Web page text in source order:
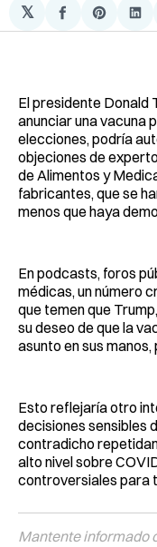
𝕏
Compartir
en
Share
on
en
El presidente Donald
anunciar una vacuna
elecciones, podría
objeciones de
de Alimentos y
fabricantes, que se
menos que haya
En podcasts, foros
médicas, un número
que temen que
su deseo de que la
asunto en sus
Esto reflejaría otro
decisiones sensibles
contradicho
alto nivel sobre
controversiales para
Mantente informado